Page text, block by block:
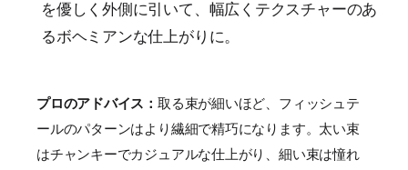
を優しく外側に引いて、幅広くテクスチャーのあ
るボヘミアンな仕上がりに。
プロのアドバイス：取る束が細いほど、フィッシュテ
ールのパターンはより繊細で精巧になります。太い束
はチャンキーでカジュアルな仕上がり、細い束は憧れ